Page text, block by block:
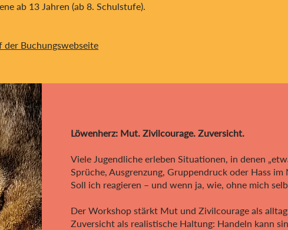
ab 13 Jahren (ab 8. Schulstufe).
der Buchungswebseite
Löwenherz: Mut. Zivilcourage. Zuversicht.
Viele Jugendliche erleben Situationen, in denen
Sprüche, Ausgrenzung, Gruppendruck oder Hass
Soll ich reagieren – und wenn ja, wie, ohne mich
Der Workshop stärkt Mut und Zivilcourage als
Zuversicht als realistische Haltung: Handeln kann